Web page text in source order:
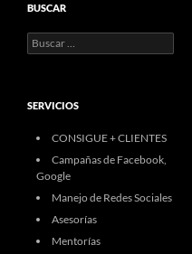
BUSCAR
Buscar:
SERVICIOS
CONSIGUE + CLIENTES
Campañas de Facebook,
Google
Manejo de Redes Sociales
Asesorías
Mentorías